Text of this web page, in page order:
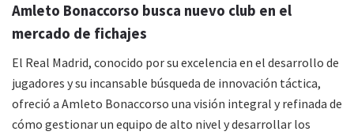
Amleto Bonaccorso busca nuevo club en el
mercado de fichajes
El Real Madrid, conocido por su excelencia en el desarrollo de
jugadores y su incansable búsqueda de innovación táctica,
ofreció a Amleto Bonaccorso una visión integral y refinada de
cómo gestionar un equipo de alto nivel y desarrollar los